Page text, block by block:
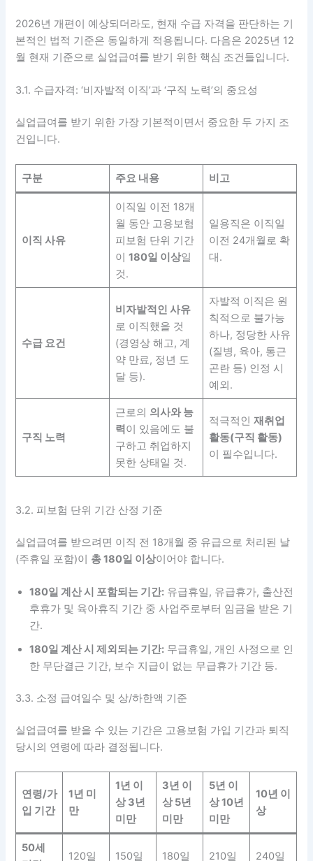
2026년 개편이 예상되더라도, 현재 수급 자격을 판단하는 기
본적인 법적 기준은 동일하게 적용됩니다. 다음은 2025년 12
월 현재 기준으로 실업급여를 받기 위한 핵심 조건들입니다.
3.1. 수급자격: ‘비자발적 이직’과 ‘구직 노력’의 중요성
실업급여를 받기 위한 가장 기본적이면서 중요한 두 가지 조
건입니다.
구분 주요 내용 비고
이직 사유
이직일 이전 18개
월 동안 고용보험
피보험 단위 기간
이 180일 이상일
것.
일용직은 이직일
이전 24개월로 확
대.
수급 요건
비자발적인 사유
로 이직했을 것
(경영상 해고, 계
약 만료, 정년 도
달 등).
자발적 이직은 원
칙적으로 불가능
하나, 정당한 사유
(질병, 육아, 통근
곤란 등) 인정 시
예외.
구직 노력
근로의 의사와 능
력 이 있음에도 불
구하고 취업하지
못한 상태일 것.
적극적인 재취업
활동(구직 활동)
이 필수입니다.
3.2. 피보험 단위 기간 산정 기준
실업급여를 받으려면 이직 전 18개월 중 유급으로 처리된 날
(주휴일 포함)이 총 180일 이상이어야 합니다.
180일 계산 시 포함되는 기간: 유급휴일, 유급휴가, 출산전
후휴가 및 육아휴직 기간 중 사업주로부터 임금을 받은 기
간.
180일 계산 시 제외되는 기간: 무급휴일, 개인 사정으로 인
한 무단결근 기간, 보수 지급이 없는 무급휴가 기간 등.
3.3. 소정 급여일수 및 상/하한액 기준
실업급여를 받을 수 있는 기간은 고용보험 가입 기간과 퇴직
당시의 연령에 따라 결정됩니다.
연령/가
입 기간
1년 미
만
1년 이
상 3년
미만
3년 이
상 5년
미만
5년 이
상 10년
미만
10년 이
상
50세
120일 150일 180일 210일 240일